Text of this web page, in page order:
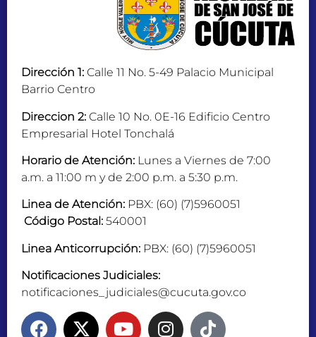
Dirección 1: Calle 11 No. 5-49 Palacio Municipal
Barrio Centro
Direccion 2: Calle 10 No. 0E-16 Edificio Centro
Empresarial Hotel Tonchalá
Horario de Atención: Lunes a Viernes de 7:00
a.m. a 11:00 m y de 2:00 p.m. a 5:30 p.m.
Linea de Atención: PBX: (60) (7)5960051
Código Postal: 540001
Linea Anticorrupción: PBX: (60) (7)5960051
Notificaciones Judiciales:
notificaciones_judiciales@cucuta.gov.co